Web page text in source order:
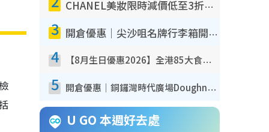
CHANEL美妝限時減價低至3折！人氣粉底/唇膏/精華液低至$275！COCO香水都有平
3 開倉優惠｜尖沙咀名牌行李箱開倉低至4折！一連5日 American Tourister/ace./Hallmark $200起！
4 【8月生日優惠2026】全港85大食買玩著數攻略 自助餐/火鍋放題同行免費＋誠品/DONKI送現金券
5 開倉優惠｜銅鑼灣時代廣場Doughnut/Campo Marzio開倉低至1折！背囊、書包、手袋劈價$200起
U GO 本週好去處